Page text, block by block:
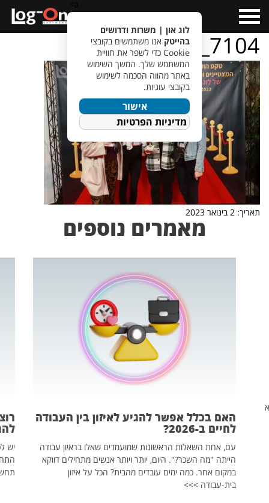
Menu
IMG_7104
תאריך: 2 בינואר 2023
מאמרים נוספים
האם בכלל אפשר להגיע לאיזון בין העבודה
לחיים ב-2026?
עם, אחת השאלות הראשונות שמועמדים שאלו בראיון עבודה
הייתה "מה השכר?". היום, יותר ויותר אנשים מתחילים דווקא
במקום אחר. כמה ימים עובדים מהבית? הכל על איזון
בית-עבודה >>>
יש
לוג און | משרות ודרושים
בהייטק אנו משתמשים בקובצי
Cookie כדי לשפר את חוויית
המשתמש שלך. המשך השימוש
באתר מהווה הסכמה לשימוש
בקובצי עוגיות.
אישור
מדיניות הפרטיות